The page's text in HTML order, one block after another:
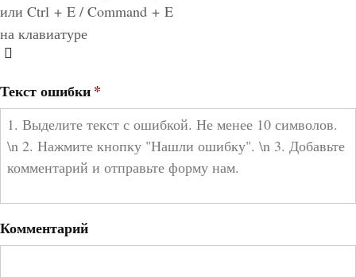
или Ctrl + E / Command + E
на клавиатуре
Текст ошибки*
Комментарий